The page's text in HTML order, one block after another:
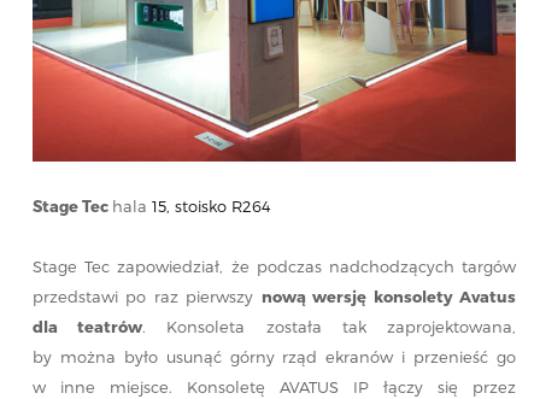
Stage Tec hala 15, stoisko R264
Stage Tec zapowiedział, że podczas nadchodzących targów
przedstawi po raz pierwszy nową wersję konsolety Avatus
dla teatrów. Konsoleta została tak zaprojektowana,
by można było usunąć górny rząd ekranów i przenieść go
w inne miejsce. Konsoletę AVATUS IP łączy się przez